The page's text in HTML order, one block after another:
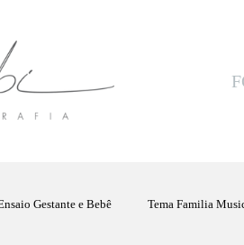
Gestante e Bebê Tema Familia